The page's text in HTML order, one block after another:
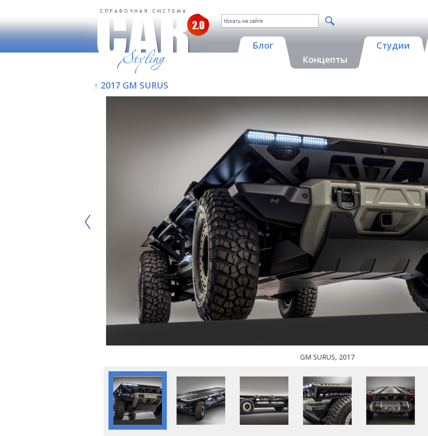
Блог
Концепты
Студии
↑ 2017 GM SURUS
GM SURUS, 2017